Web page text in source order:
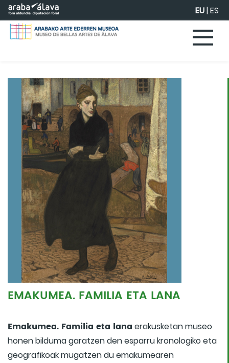
Eduki nagusira joan EU|ES
EMAKUMEA. FAMILIA ETA LANA
Emakumea. Familia eta lana erakusketan museo
honen bilduma garatzen den esparru kronologiko eta
geografikoak mugatzen du emakumearen